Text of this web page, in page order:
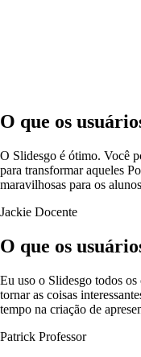
O que os
O Slidesgo é ótimo. Você
para transformar aqueles
maravilhosas para os
Jackie Docente
O que os
Eu uso o Slidesgo todos
tornar as coisas
tempo na criação de
Patrick Professor